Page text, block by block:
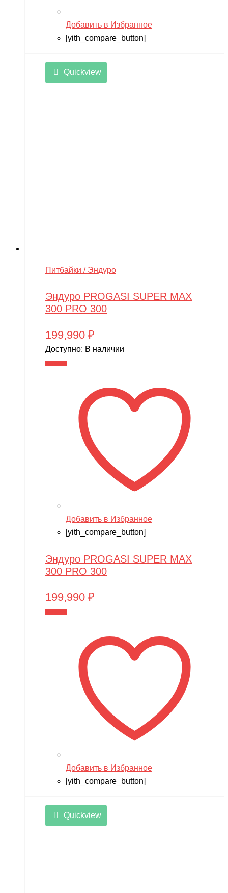
Добавить в Избранное
[yith_compare_button]
Quickview
Питбайки / Эндуро
Эндуро PROGASI SUPER MAX
300 PRO 300
199,990 ₽
Доступно: В наличии
Добавить в Избранное
[yith_compare_button]
Эндуро PROGASI SUPER MAX
300 PRO 300
199,990 ₽
Добавить в Избранное
[yith_compare_button]
Quickview